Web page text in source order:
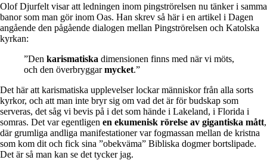
Olof Djurfelt visar att ledningen inom pingströrelsen nu tänker i samma
banor som man gör inom Oas. Han skrev så här i en artikel i Dagen
angående den pågående dialogen mellan Pingströrelsen och Katolska
kyrkan:
”Den karismatiska dimensionen finns med när vi möts,
och den överbryggarmycket.”
Det här att karismatiska upplevelser lockar människor från alla sorts
kyrkor, och att man inte bryr sig om vad det är för budskap som
serveras, det såg vi bevis på i det som hände i Lakeland, i Florida i
somras. Det var egentligen en ekumenisk rörelse av gigantiska mått,
där grumliga andliga manifestationer var fogmassan mellan de kristna
som kom dit och fick sina ”obekväma” Bibliska dogmer bortslipade.
Det är så man kan se det tycker jag.